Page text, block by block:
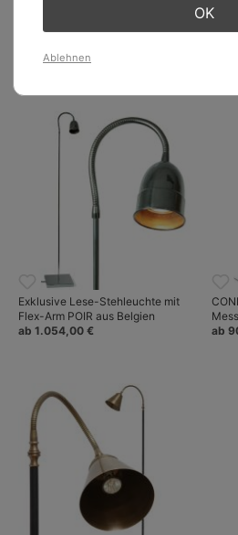
Exklusive Lese-Stehleuchte mit
Flex-Arm POIR aus Belgien
ab 1.054,00 €
ab
OK
Ablehnen